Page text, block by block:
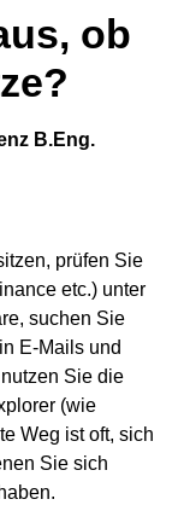
ob
B.Eng.
prüfen Sie
etc.) unter
suchen Sie
E-Mails und
Sie die
(wie
Weg ist oft, sich
Sie sich